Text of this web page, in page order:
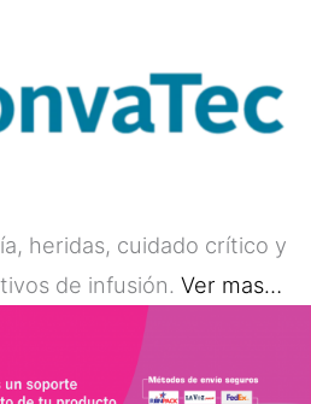
heridas, cuidado crítico y
de infusión. Ver mas…